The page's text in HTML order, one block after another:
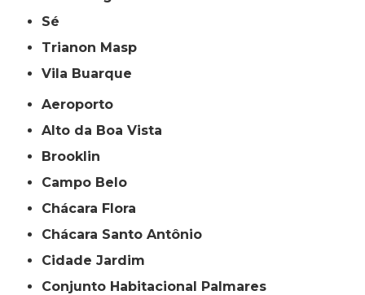
Sé
Trianon Masp
Vila Buarque
Aeroporto
Alto da Boa Vista
Brooklin
Campo Belo
Chácara Flora
Chácara Santo Antônio
Cidade Jardim
Conjunto Habitacional Palmares